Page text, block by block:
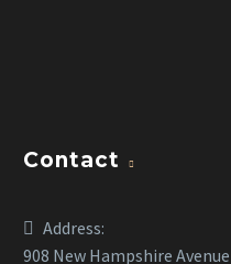
Contact
Address:
908 New Hampshire